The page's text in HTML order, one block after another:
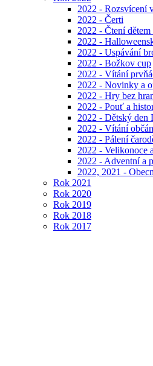
2022 - Rozsvícení
2022 - Čerti
2022 - Čtení
2022 -
2022 - Uspávání
2022 - Božkov cup
2022 - Vítání
2022 - Novinky a
2022 - Hry bez
2022 - Pouť a
2022 - Dětský den
2022 - Vítání
2022 - Pálení
2022 - Velikonoce
2022 - Adventní a
2022, 2021 -
Rok 2021
Rok 2020
Rok 2019
Rok 2018
Rok 2017